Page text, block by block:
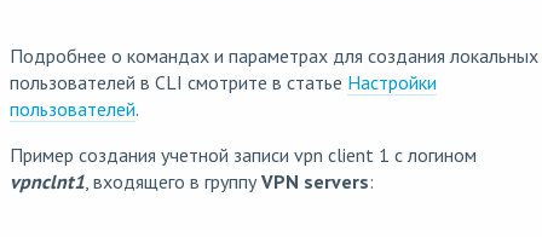
Подробнее о командах и параметрах для создания локальных
пользователей в CLI смотрите в статье Настройки
пользователей.
Пример создания учетной записи vpn client 1 с логином
vpnclnt1 , входящего в группуVPN servers: